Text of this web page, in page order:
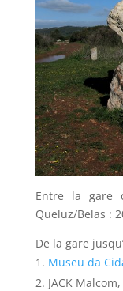
Entre la gare
Queluz/Belas :
De la gare
Museu da
JACK